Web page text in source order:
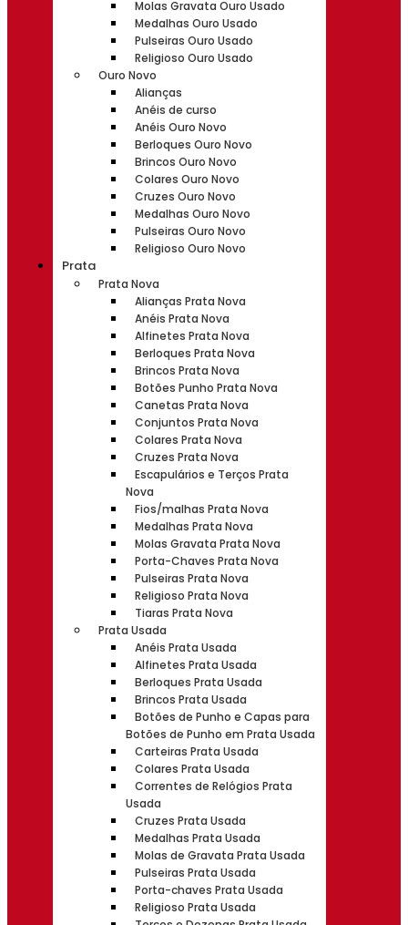
Molas Gravata Ouro Usado
Medalhas Ouro Usado
Pulseiras Ouro Usado
Religioso Ouro Usado
Ouro Novo
Alianças
Anéis de curso
Anéis Ouro Novo
Berloques Ouro Novo
Brincos Ouro Novo
Colares Ouro Novo
Cruzes Ouro Novo
Medalhas Ouro Novo
Pulseiras Ouro Novo
Religioso Ouro Novo
Prata
Prata Nova
Alianças Prata Nova
Anéis Prata Nova
Alfinetes Prata Nova
Berloques Prata Nova
Brincos Prata Nova
Botões Punho Prata Nova
Canetas Prata Nova
Conjuntos Prata Nova
Colares Prata Nova
Cruzes Prata Nova
Escapulários e Terços Prata
Nova
Fios/malhas Prata Nova
Medalhas Prata Nova
Molas Gravata Prata Nova
Porta-Chaves Prata Nova
Pulseiras Prata Nova
Religioso Prata Nova
Tiaras Prata Nova
Prata Usada
Anéis Prata Usada
Alfinetes Prata Usada
Berloques Prata Usada
Brincos Prata Usada
Botões de Punho e Capas para
Botões de Punho em Prata Usada
Carteiras Prata Usada
Colares Prata Usada
Correntes de Relógios Prata
Usada
Cruzes Prata Usada
Medalhas Prata Usada
Molas de Gravata Prata Usada
Pulseiras Prata Usada
Porta-chaves Prata Usada
Religioso Prata Usada